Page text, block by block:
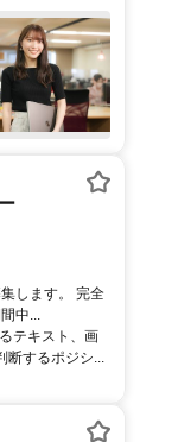
します。 完全
中...
テキスト、画
断するポジシ...